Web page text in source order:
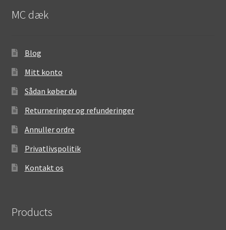
MC dæk
Blog
Mitt konto
Sådan køber du
Returneringer og refunderinger
Annuller ordre
Privatlivspolitik
Kontakt os
Products